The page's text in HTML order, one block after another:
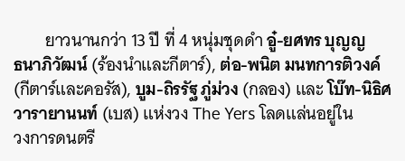
ยาวนานกว่า 13 ปี ที่ 4 หนุ่มชุดดำอู๋-ยศทร บุญญ
ธนาภิวัฒน์(ร้องนำและกีตาร์),ต่อ-พนิต มนทการติวงค์
(กีตาร์และคอรัส),บูม-ถิรรัฐ ภู่ม่วง(กลอง) และโบ๊ท-นิธิศ
วารายานนท์(เบส) แห่งวง The Yers โลดแล่นอยู่ใน
วงการดนตรี